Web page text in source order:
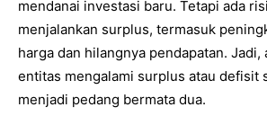
mendanai investasi baru. Tetapi ada
menjalankan surplus, termasuk
harga dan hilangnya pendapatan. Jadi,
entitas mengalami surplus atau defisit
menjadi pedang bermata dua.